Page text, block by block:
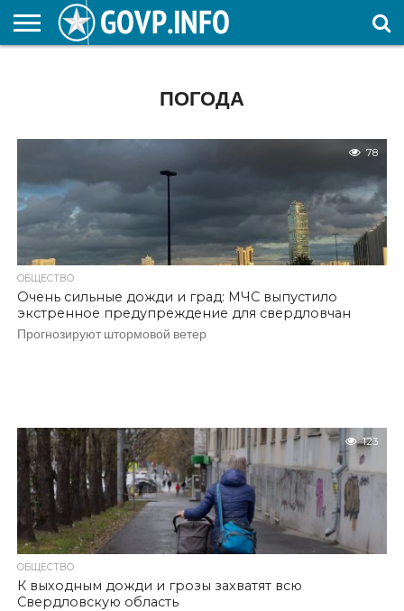
ПОГОДА
78
ОБЩЕСТВО
Очень сильные дожди и град: МЧС выпустило
экстренное предупреждение для свердловчан
Прогнозируют штормовой ветер
123
ОБЩЕСТВО
К выходным дожди и грозы захватят всю
Свердловскую область